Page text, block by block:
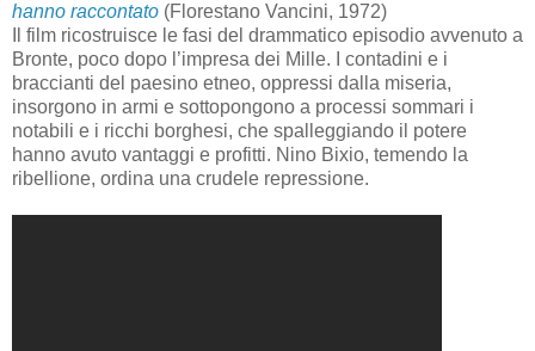
hanno raccontato (Florestano Vancini, 1972)
Il film ricostruisce le fasi del drammatico episodio avvenuto a
Bronte, poco dopo l’impresa dei Mille. I contadini e i
braccianti del paesino etneo, oppressi dalla miseria,
insorgono in armi e sottopongono a processi sommari i
notabili e i ricchi borghesi, che spalleggiando il potere
hanno avuto vantaggi e profitti. Nino Bixio, temendo la
ribellione, ordina una crudele repressione.